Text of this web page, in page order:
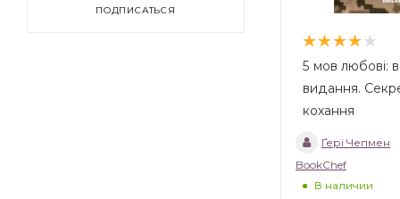
5 мов любові:
видання.
кохання
Ґері Чепмен
BookChef
В наличии
ПОДПИСАТЬСЯ